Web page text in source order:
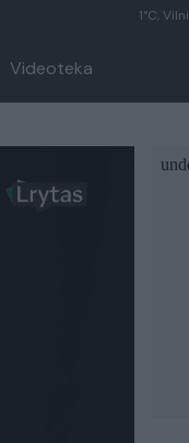
1°C,
Videoteka